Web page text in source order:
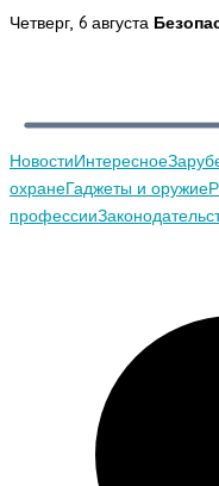
Перейти
Четверг, 6 августа
НовостиИнтересное
охранеГаджеты и оружие
профессии